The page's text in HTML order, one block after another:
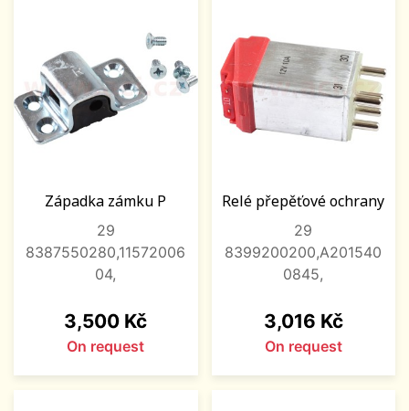
Západka zámku P
29
8387550280,11572006
04,
Price
3,500 Kč
On request
Relé přepěťové ochrany
29
8399200200,A201540
0845,
Price
3,016 Kč
On request